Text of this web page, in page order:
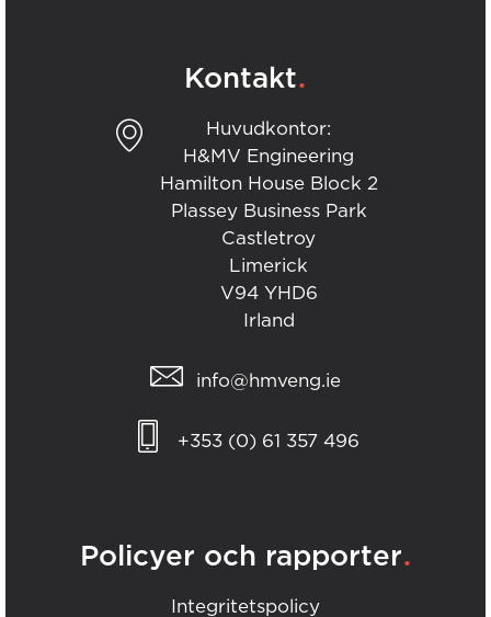
Kontakt.
Huvudkontor:
H&MV Engineering
Hamilton House Block 2
Plassey Business Park
Castletroy
Limerick
V94 YHD6
Irland
info@hmveng.ie
+353 (0) 61 357 496
Policyer och rapporter.
Integritetspolicy